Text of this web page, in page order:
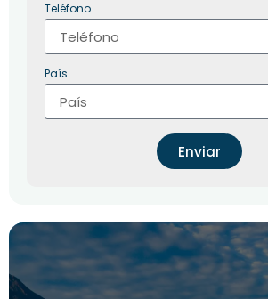
Teléfono
País
Enviar